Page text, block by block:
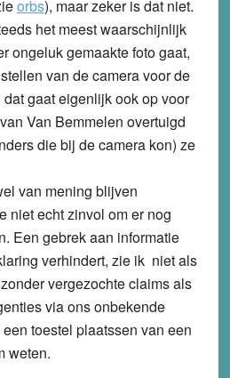
orbs), maar zeker is dat niet.
het meest waarschijnlijk
ongeluk gemaakte foto gaat,
van de camera voor de
gaat eigenlijk ook op voor
Van Bemmelen overtuigd
die bij de camera kon) ze
van mening blijven
niet echt zinvol om er nog
Een gebrek aan informatie
verhindert, zie ik niet als
vergezochte claims als
via ons onbekende
toestel plaatssen van een
weten.